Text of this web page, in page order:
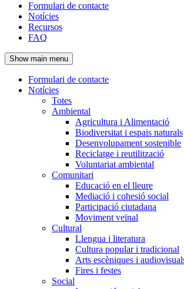
Navegació
principal
de
l'encapçalament
Formulari de contacte
Notícies
Recursos
FAQ
Show main menu
Navegació
principal
Formulari de contacte
Notícies
Totes
Ambiental
Agricultura i Alimentació
Biodiversitat i espais naturals
Desenvolupament sostenible
Reciclatge i reutilització
Voluntariat ambiental
Comunitari
Educació en el lleure
Mediació i cohesió social
Participació ciutadana
Moviment veïnal
Cultural
Llengua i literatura
Cultura popular i tradicional
Arts escèniques i
Fires i festes
Social